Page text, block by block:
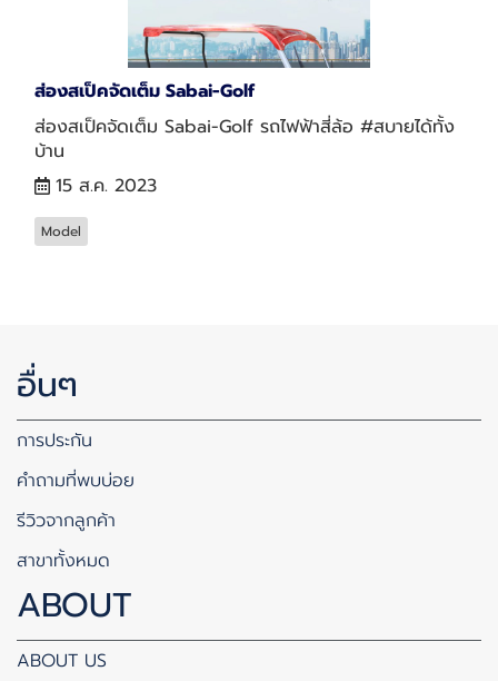
ส่องสเป็คจัดเต็ม Sabai-Golf
ส่องสเป็คจัดเต็ม Sabai-Golf รถไฟฟ้าสี่ล้อ #สบายได้ทั้ง
บ้าน
15 ส.ค. 2023
Model
อื่นๆ
การประกัน
คำถามที่พบบ่อย
รีวิวจากลูกค้า
สาขาทั้งหมด
ABOUT
ABOUT US